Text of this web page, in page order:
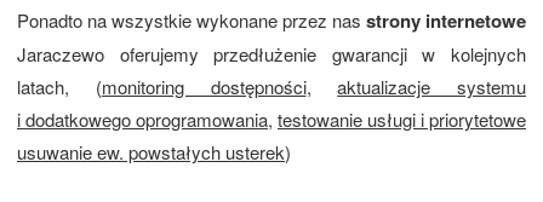
Ponadto na wszystkie wykonane przez nas strony internetowe
Jaraczewo oferujemy przedłużenie gwarancji w kolejnych
latach, (monitoring dostępności,aktualizacje systemu
i dodatkowego oprogramowania, testowanie usługi i priorytetowe
usuwanie ew. powstałych usterek)